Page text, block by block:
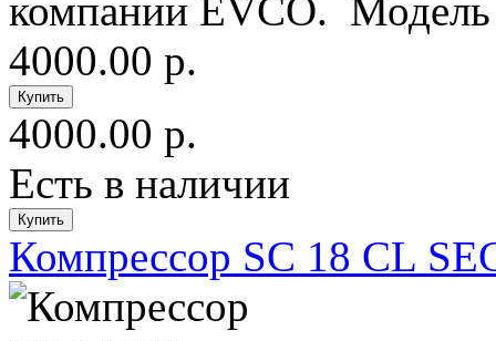
компании EVCO. Модель
4000.00 р.
4000.00 р.
Есть в наличии
Компрессор SC 18 CL